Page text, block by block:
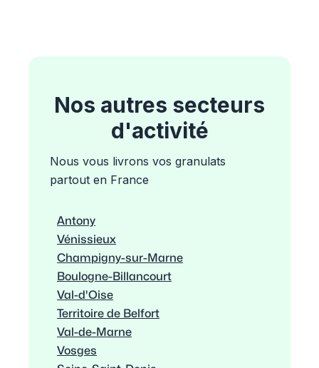
Nos autres secteurs
d'activité
Nous vous livrons vos granulats
partout en France
Antony
Vénissieux
Champigny-sur-Marne
Boulogne-Billancourt
Val-d'Oise
Territoire de Belfort
Val-de-Marne
Vosges